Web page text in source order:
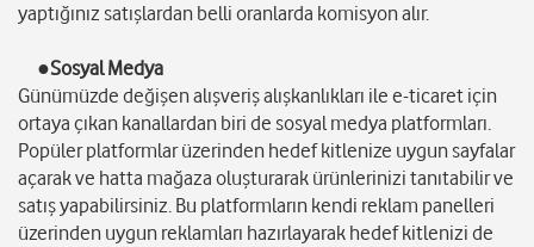
yaptığınız satışlardan belli oranlarda komisyon alır.
●Sosyal Medya
Günümüzde değişen alışveriş alışkanlıkları ile e-ticaret için
ortaya çıkan kanallardan biri de sosyal medya platformları.
Popüler platformlar üzerinden hedef kitlenize uygun sayfalar
açarak ve hatta mağaza oluşturarak ürünlerinizi tanıtabilir ve
satış yapabilirsiniz. Bu platformların kendi reklam panelleri
üzerinden uygun reklamları hazırlayarak hedef kitlenizi de